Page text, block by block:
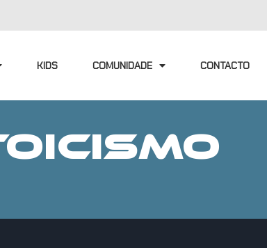
KIDS COMUNIDADE CONTACTO